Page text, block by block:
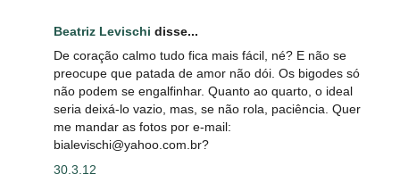
Beatriz Levischi disse...
De coração calmo tudo fica mais fácil, né? E não se
preocupe que patada de amor não dói. Os bigodes só
não podem se engalfinhar. Quanto ao quarto, o ideal
seria deixá-lo vazio, mas, se não rola, paciência. Quer
me mandar as fotos por e-mail:
bialevischi@yahoo.com.br?
30.3.12